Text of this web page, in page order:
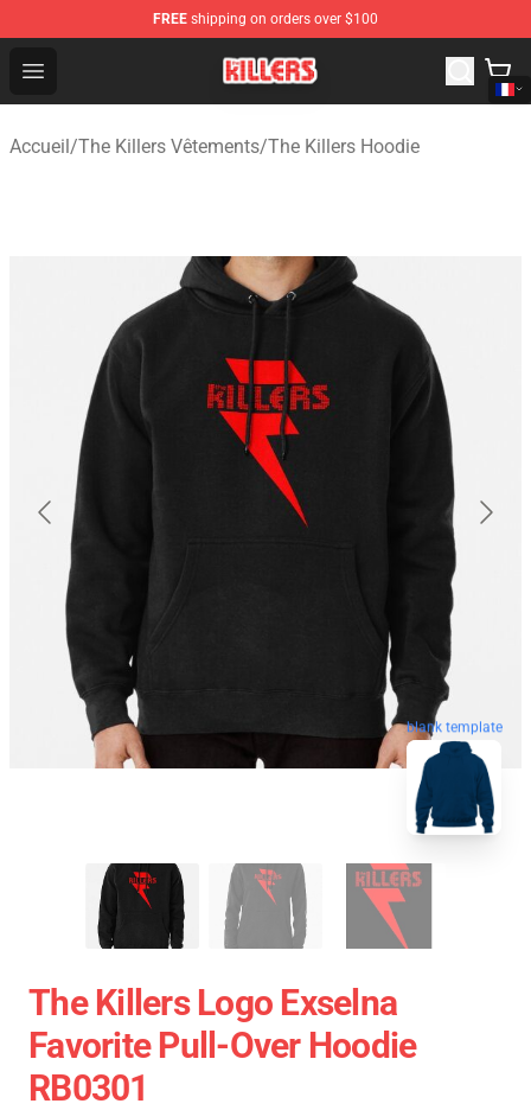
FREE shipping on orders over $100
Open menu
The Killers Shop - Official The Killers Merchandise Store
Accueil/The Killers Vêtements/The Killers Hoodie
blank template
The Killers Logo Exselna
Favorite Pull-Over Hoodie
RB0301